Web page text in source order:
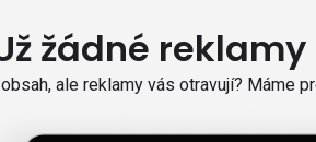
žádné reklamy
ale reklamy vás otravují? Máme